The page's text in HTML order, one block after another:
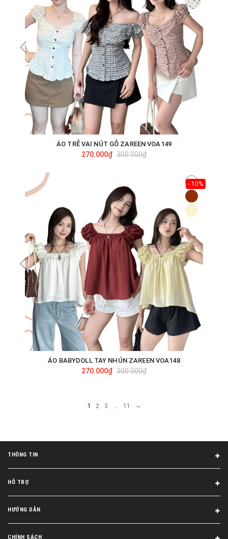
ÁO TRỄ VAI NÚT GỖ ZAREEN VOA149
270.000₫ 300.000₫
- 10%
ÁO BABYDOLL TAY NHÚN ZAREEN VOA148
270.000₫ 300.000₫
1 2 3 ... 11 →
THÔNG TIN
HỖ TRỢ
HƯỚNG DẪN
CHÍNH SÁCH